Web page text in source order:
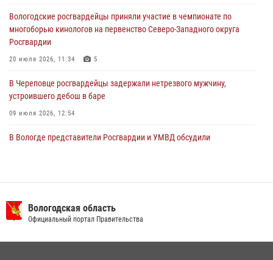
29 июля 2026, 09:08
Вологодские росгвардейцы приняли участие в чемпионате по
многоборью кинологов на первенство Северо-Западного округа
Росгвардии
20 июля 2026, 11:34 5
В Череповце росгвардейцы задержали нетрезвого мужчину,
устроившего дебош в баре
09 июля 2026, 12:54
В Вологде представители Росгвардии и УМВД обсудили
стрельбу
27 июля 2026, 07:28
Вологодская область
Официальный портал Правительства